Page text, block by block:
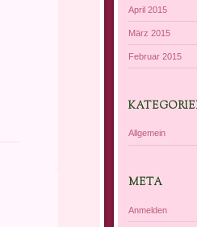
April 2015
März 2015
Februar 2015
Allgemein
META
Anmelden